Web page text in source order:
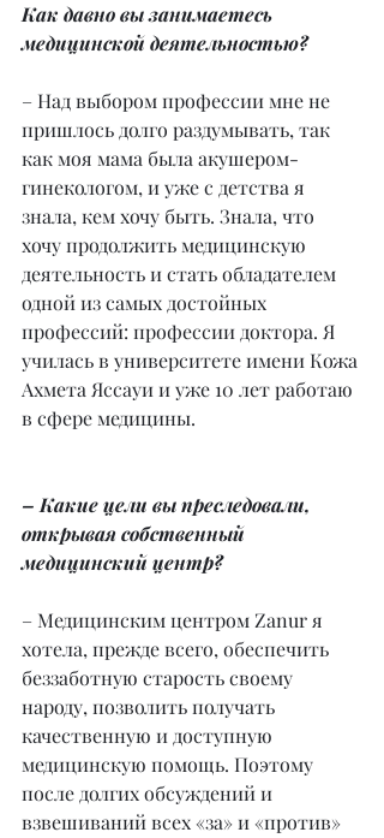
Как давно вы занимаетесь
медицинской деятельностью?
– Над выбором профессии мне не
пришлось долго раздумывать, так
как моя мама была акушером-
гинекологом, и уже с детства я
знала, кем хочу быть. Знала, что
хочу продолжить медицинскую
деятельность и стать обладателем
одной из самых достойных
профессий: профессии доктора. Я
училась в университете имени Кожа
Ахмета Яссауи и уже 10 лет работаю
в сфере медицины.
– Какие цели вы преследовали,
открывая собственный
медицинский центр?
– Медицинским центром Zanur я
хотела, прежде всего, обеспечить
беззаботную старость своему
народу, позволить получать
качественную и доступную
медицинскую помощь. Поэтому
после долгих обсуждений и
взвешиваний всех «за» и «против»